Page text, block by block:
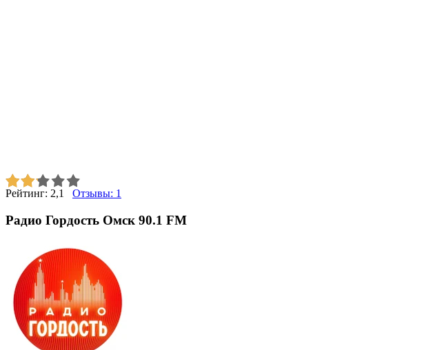
Рейтинг: 2,1 Отзывы: 1
Радио Гордость Омск 90.1 FM